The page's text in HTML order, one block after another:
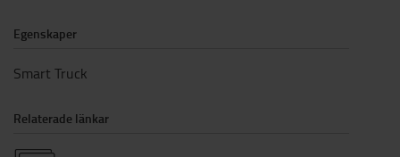
Egenskaper
Smart Truck
Relaterade länkar